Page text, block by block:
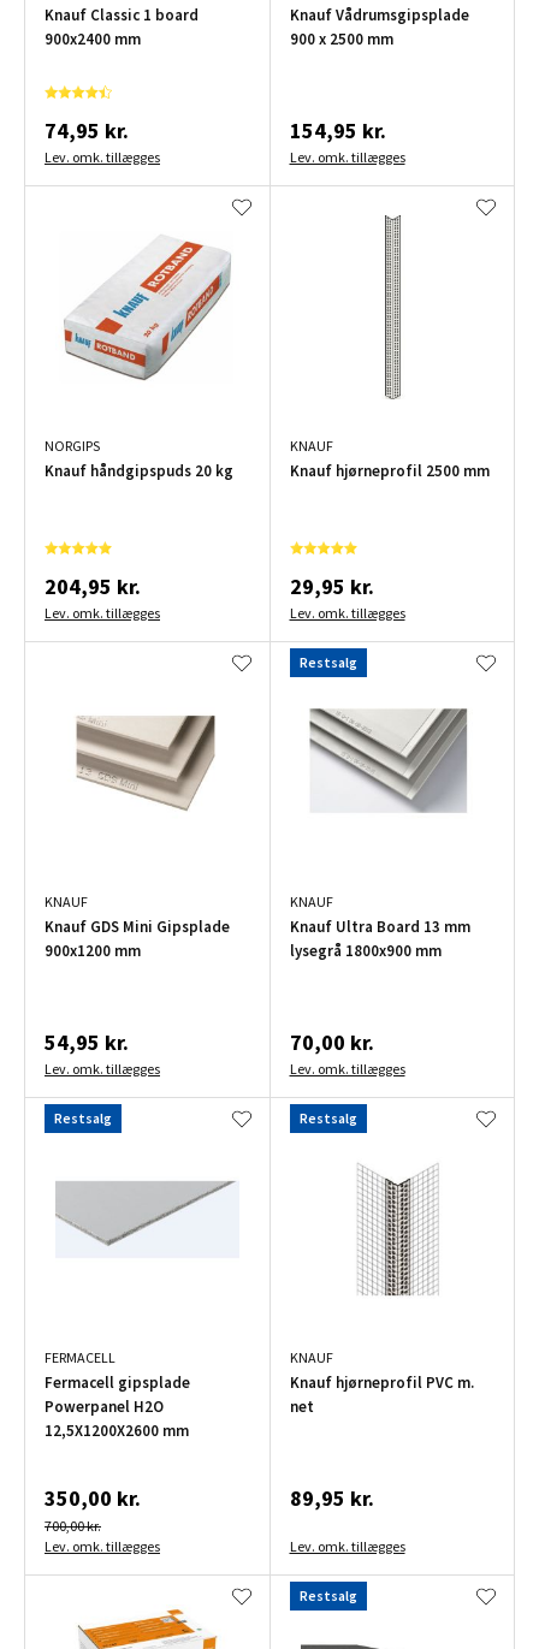
Knauf Classic 1 board
900x2400 mm
74,95 kr.
Lev. omk. tillægges
Knauf Vådrumsgipsplade
900 x 2500 mm
154,95 kr.
Lev. omk. tillægges
NORGIPS
Knauf håndgipspuds 20 kg
204,95 kr.
Lev. omk. tillægges
KNAUF
Knauf hjørneprofil 2500 mm
29,95 kr.
Lev. omk. tillægges
KNAUF
Knauf GDS Mini Gipsplade
900x1200 mm
54,95 kr.
Lev. omk. tillægges
Restsalg
KNAUF
Knauf Ultra Board 13 mm
lysegrå 1800x900 mm
70,00 kr.
Lev. omk. tillægges
Restsalg
FERMACELL
Fermacell gipsplade
Powerpanel H2O
12,5X1200X2600 mm
350,00 kr.
700,00 kr.
Lev. omk. tillægges
Restsalg
KNAUF
Knauf hjørneprofil PVC m.
net
89,95 kr.
Lev. omk. tillægges
Restsalg